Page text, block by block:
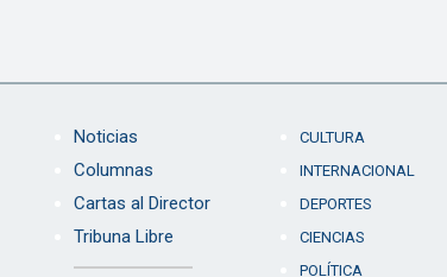
Noticias
Columnas
Cartas al Director
Tribuna Libre
CULTURA
INTERNACIONAL
DEPORTES
CIENCIAS
POLÍTICA